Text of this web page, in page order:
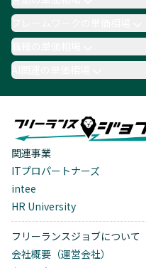
職種の単価相場
AI関連の単価相場
関連事業
ITプロパートナーズ
intee
HR University
フリーランスジョブについて
会社概要（運営会社）